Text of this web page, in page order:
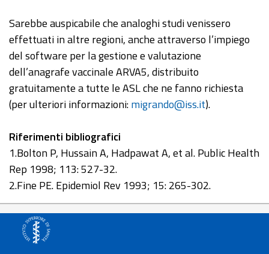
Sarebbe auspicabile che analoghi studi venissero
effettuati in altre regioni, anche attraverso l’impiego
del software per la gestione e valutazione
dell’anagrafe vaccinale ARVA5, distribuito
gratuitamente a tutte le ASL che ne fanno richiesta
(per ulteriori informazioni:migrando@iss.it).
Riferimenti bibliografici
1.Bolton P, Hussain A, Hadpawat A, et al. Public Health
Rep 1998; 113: 527-32.
2.Fine PE. Epidemiol Rev 1993; 15: 265-302.